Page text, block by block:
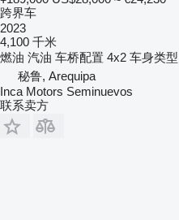
跨界车
2023
4,100 千米
燃油 汽油 车桥配置 4x2 车身类型
秘鲁, Arequipa
Inca Motors Seminuevos
联系卖方